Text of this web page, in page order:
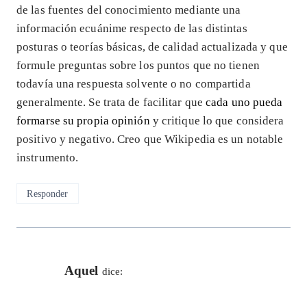
de las fuentes del conocimiento mediante una
información ecuánime respecto de las distintas
posturas o teorías básicas, de calidad actualizada y que
formule preguntas sobre los puntos que no tienen
todavía una respuesta solvente o no compartida
generalmente. Se trata de facilitar quecada uno pueda
formarse su propia opinióny critique lo que considera
positivo y negativo. Creo que Wikipedia es un notable
instrumento.
Responder
Aquel dice: